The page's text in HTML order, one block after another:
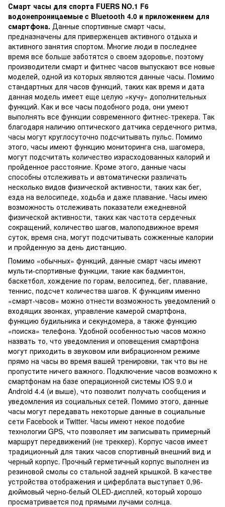
Смарт часы для спорта FUERS NO.1 F6
водонепроницаемые c Bluetooth 4.0 и приложением для
смартфона. Данные спортивные смарт часы,
предназначены для приверженцев активного отдыха и
активного занятия спортом. Многие люди в последнее
время все больше заботятся о своем здоровье, поэтому
производители смарт и фитнес часов выпускают все новые
моделей, одной из которых являются данные часы. Помимо
стандартных для часов функций, таких как время и дата
данная модель имеет еще целую «кучу» дополнительных
функций. Как и все часы подобного рода, они умеют
выполнять все функции современного фитнес-трекера. Так
благодаря наличию оптического датчика сердечного ритма,
часы могут круглосуточно подсчитывать пульс. Помимо
этого, часы имеют функцию мониторинга сна, шагомера,
могут подсчитать количество израсходованных калорий и
пройденное расстояние. Кроме этого, данные часы
способны отслеживать и автоматически различать
несколько видов физической активности, таких как бег,
езда на велосипеде, ходьба и даже плавание. Часы имею
возможность отслеживать показатели ежедневной
физической активности, таких как частота сердечных
сокращений, количество шагов, малоподвижное время
суток, время сна, могут подсчитывать сожженные калории
и пройденную за день дистанцию.
Помимо «обычных» функций, данные смарт часы имеют
мульти-спортивные функции, такие как бадминтон,
баскетбол, хождение по горам, велосипед, бег, плавание,
теннис, подсчет количества шагов. К функциям именно
«смарт-часов» можно отнести возможность уведомлений о
входящих звонках, управление камерой смартфона,
функцию будильника и секундомера, а также функцию
«поиска» телефона. Удобной особенностью часов можно
назвать то, что уведомления и оповещения смартфона
могут приходить в звуковом или вибрационном режиме
прямо на часы во время вашей тренировки, так что вы не
пропустите ничего важного. Подключение часов возможно к
смартфонам на базе операционной системы iOS 9.0 и
Android 4.4 (и выше), что позволит получать сообщения и
уведомления из социальных сетей. Помимо этого, данные
часы могут передавать некоторые данные в социальные
сети Facebook и Twitter. Часы имеют некое подобие
технологии GPS, что позволяет им записывать примерный
маршрут передвижений (не треккер). Корпус часов имеет
традиционный для таких часов спортивный внешний вид и
черный корпус. Прочный герметичный корпус выполнен из
резиновой смолы со стальной задней крышкой. В качестве
устройства отображения и циферблата выступает 0,96-
дюймовый черно-белый OLED-дисплей, который хорошо
просматривается под прямыми лучами солнца.